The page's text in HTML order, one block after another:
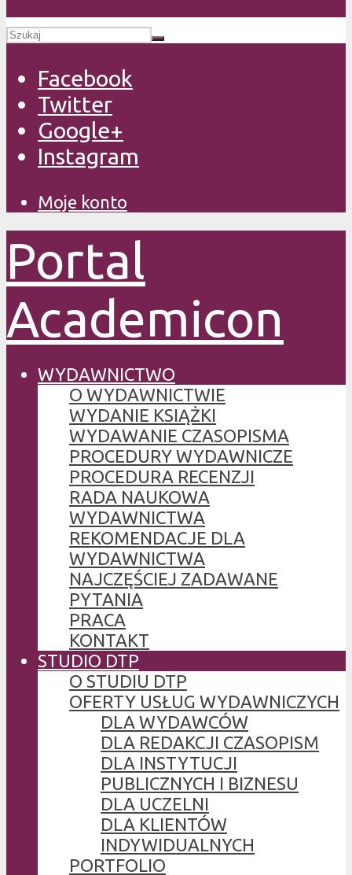
Facebook
Twitter
Google+
Instagram
Moje konto
Portal
Academicon
WYDAWNICTWO
O WYDAWNICTWIE
WYDANIE KSIĄŻKI
WYDAWANIE CZASOPISMA
PROCEDURY WYDAWNICZE
PROCEDURA RECENZJI
RADA NAUKOWA
WYDAWNICTWA
REKOMENDACJE DLA
WYDAWNICTWA
NAJCZĘŚCIEJ ZADAWANE
PYTANIA
PRACA
KONTAKT
STUDIO DTP
O STUDIU DTP
OFERTY USŁUG WYDAWNICZYCH
DLA WYDAWCÓW
DLA REDAKCJI CZASOPISM
DLA INSTYTUCJI
PUBLICZNYCH I BIZNESU
DLA UCZELNI
DLA KLIENTÓW
INDYWIDUALNYCH
PORTFOLIO